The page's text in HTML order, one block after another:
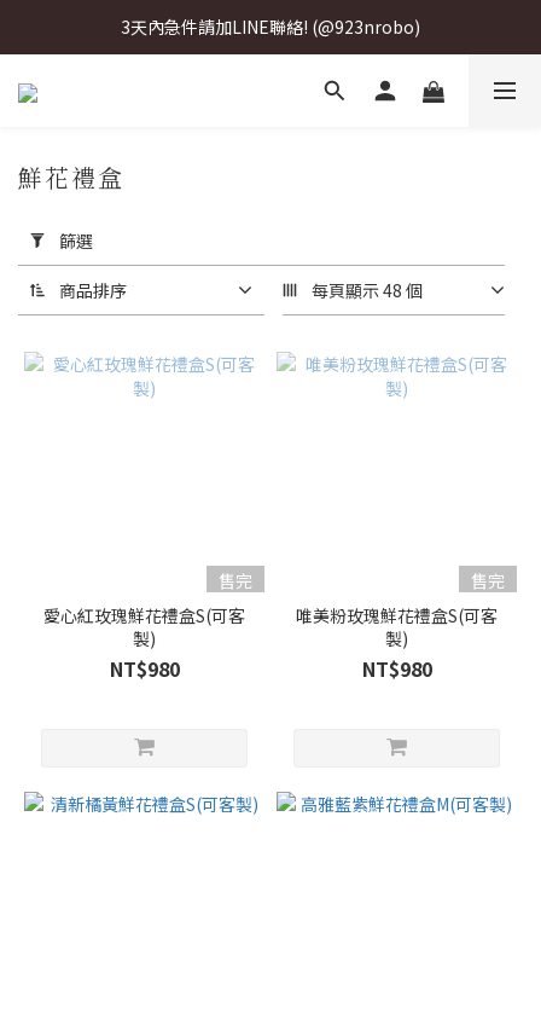
3天內急件請加LINE聯絡! (@923nrobo)
3天內急件請加LINE聯絡! (@923nrobo)
3天內急件請加LINE聯絡! (@923nrobo)
用
篩
選
(0/20)
價格
鮮花禮盒
篩選
商品排序 每頁顯示 48 個
售完
愛心紅玫瑰鮮花禮盒S(可客
製)
NT$980
售完
唯美粉玫瑰鮮花禮盒S(可客
製)
NT$980